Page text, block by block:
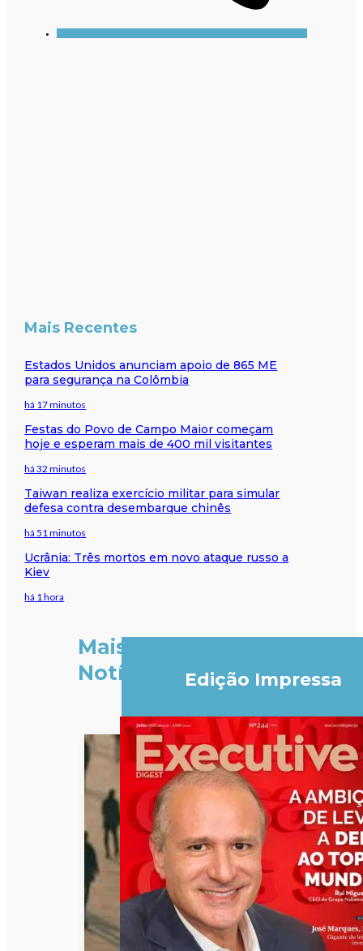
Mais Recentes
Estados Unidos anunciam apoio de 865 ME
para segurança na Colômbia
há 17 minutos
Festas do Povo de Campo Maior começam
hoje e esperam mais de 400 mil visitantes
há 32 minutos
Taiwan realiza exercício militar para simular
defesa contra desembarque chinês
há 51 minutos
Ucrânia: Três mortos em novo ataque russo a
Kiev
há 1 hora
Mais
Notícias
Edição Impressa